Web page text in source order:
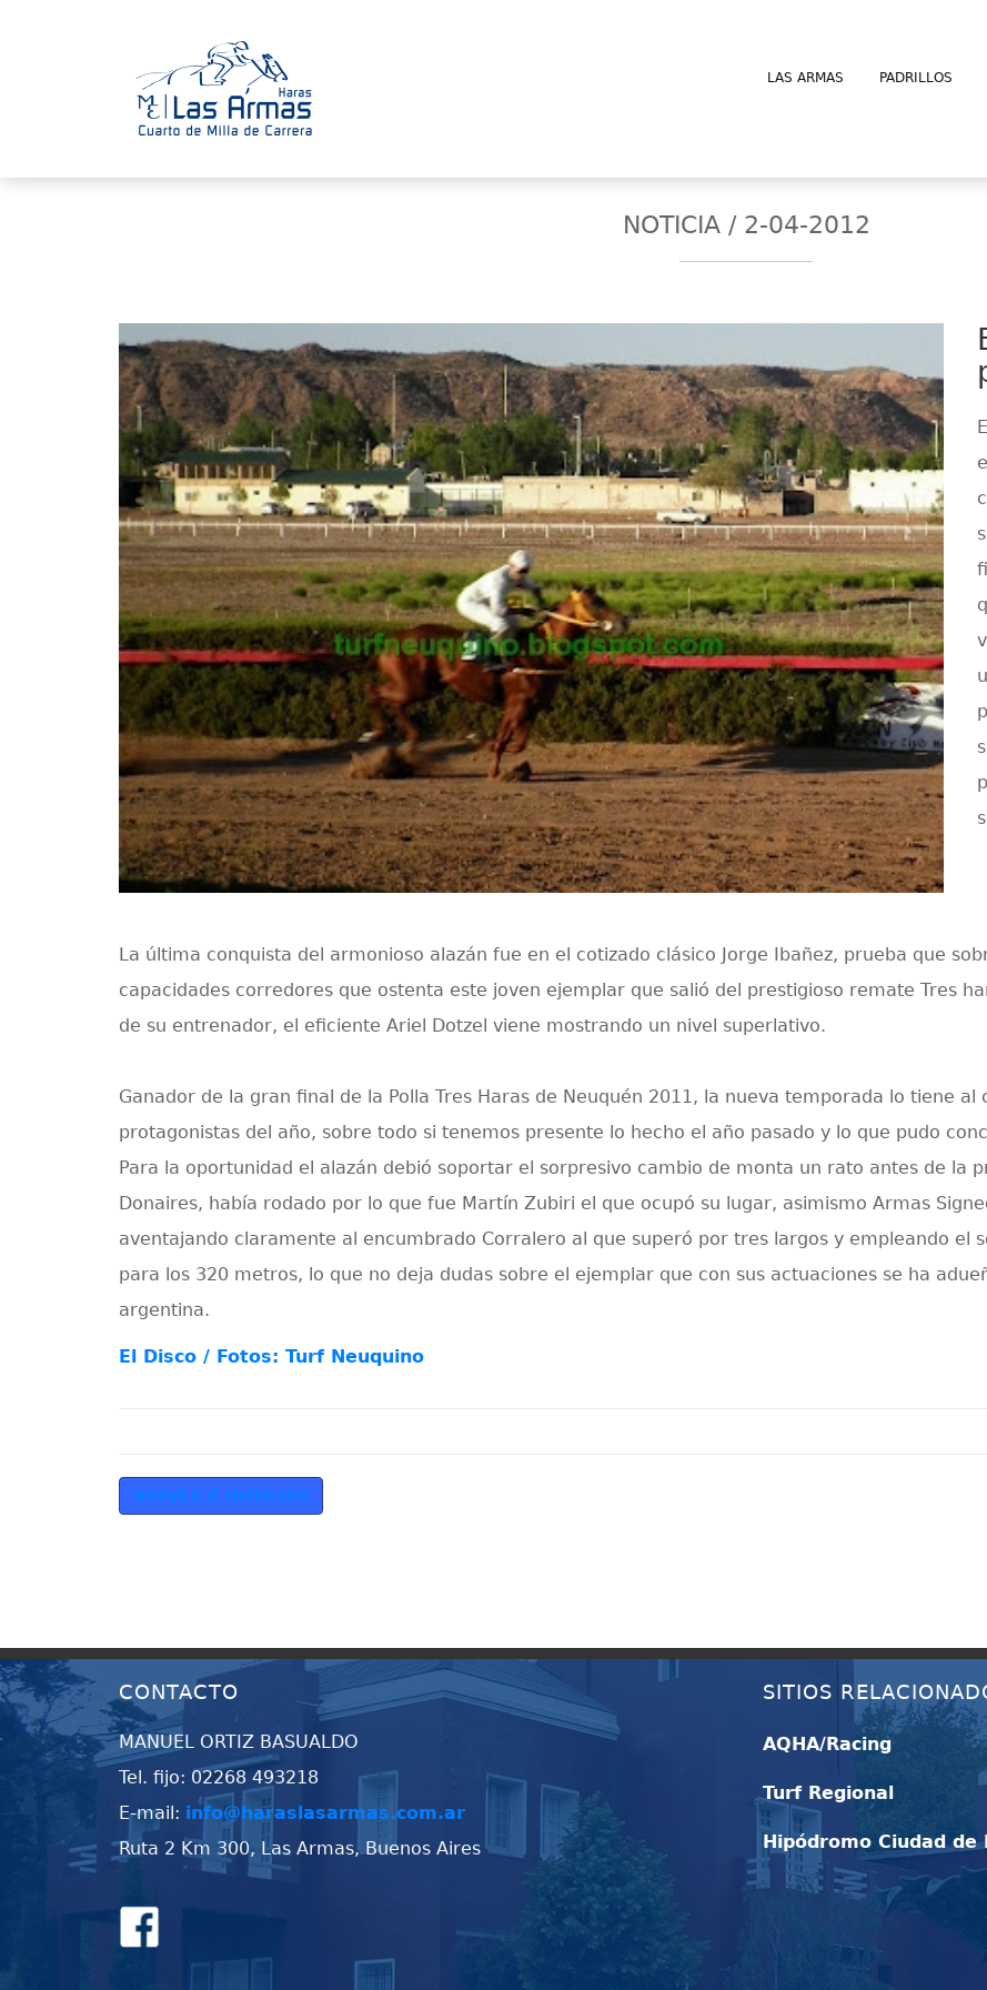
LAS ARMAS PADRILLOS
NOTICIA / 2-04-2012
La última conquista del armonioso alazán fue en el cotizado clásico Jorge Ibañez, prueba que
capacidades corredores que ostenta este joven ejemplar que salió del prestigioso remate Tres
de su entrenador, el eficiente Ariel Dotzel viene mostrando un nivel superlativo.
Ganador de la gran final de la Polla Tres Haras de Neuquén 2011, la nueva temporada lo tiene
protagonistas del año, sobre todo si tenemos presente lo hecho el año pasado y lo que pudo
Para la oportunidad el alazán debió soportar el sorpresivo cambio de monta un rato antes de la
Donaires, había rodado por lo que fue Martín Zubiri el que ocupó su lugar, asimismo Armas
aventajando claramente al encumbrado Corralero al que superó por tres largos y empleando el
para los 320 metros, lo que no deja dudas sobre el ejemplar que con sus actuaciones se ha
argentina.
El Disco / Fotos: Turf Neuquino
VOLVER A NOTICIAS
CONTACTO
MANUEL ORTIZ BASUALDO
Tel. fijo: 02268 493218
E-mail: info@haraslasarmas.com.ar
Ruta 2 Km 300, Las Armas, Buenos Aires
SITIOS
AQHA/Racing
Turf Regional
Hipódromo Ciudad de